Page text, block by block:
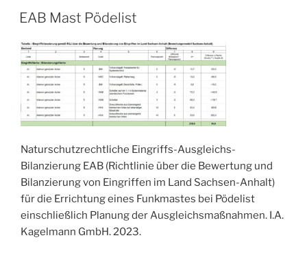
VERÖFFENTLICHT
AM
EAB Mast Pödelist
Naturschutzrechtliche Eingriffs-Ausgleichs-
Bilanzierung EAB (Richtlinie über die Bewertung und
Bilanzierung von Eingriffen im Land Sachsen-Anhalt)
für die Errichtung eines Funkmastes bei Pödelist
einschließlich Planung der Ausgleichsmaßnahmen. I.A.
Kagelmann GmbH. 2023.